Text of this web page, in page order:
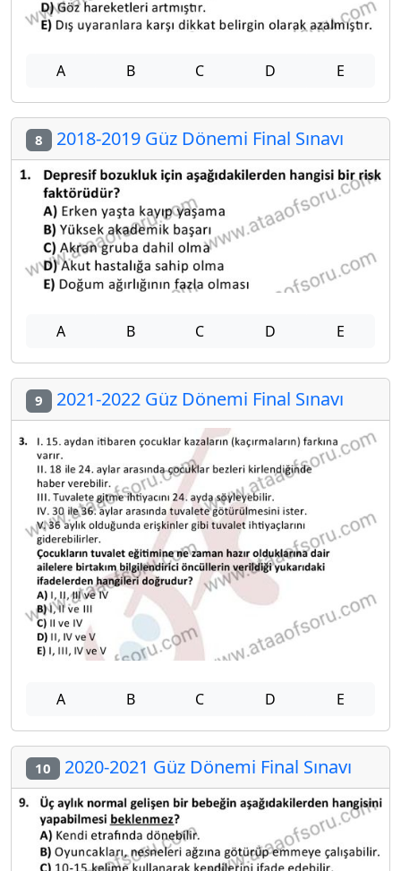
A B C D E
8 2018-2019 Güz Dönemi Final Sınavı
A B C D E
9 2021-2022 Güz Dönemi Final Sınavı
A B C D E
10 2020-2021 Güz Dönemi Final Sınavı